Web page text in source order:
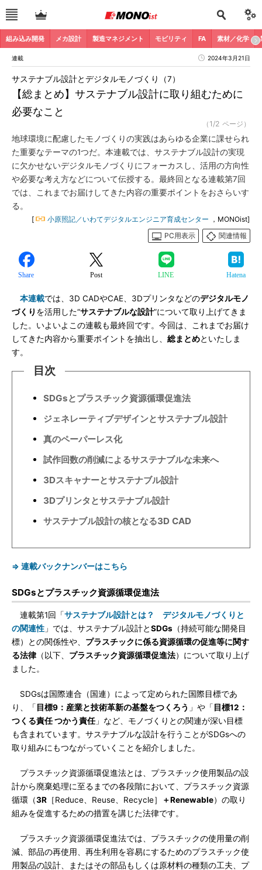
組み込み開発 メカ設計 製造マネジメント モビリティ FA 素材／化学
連載 2024年3月21日
【総まとめ】サステナブル設計に取り組むために
必要なこと
サステナブル設計とデジタルモノづくり（7）
（1/2 ページ）
地球環境に配慮したモノづくりの実践はあらゆる企業に課せられ
た重要なテーマの1つだ。本連載では、サステナブル設計の実現
に欠かせないデジタルモノづくりにフォーカスし、活用の方向性
や必要な考え方などについて伝授する。最終回となる連載第7回
では、これまでお届けしてきた内容の重要ポイントをおさらいす
る。
[ 小原照記／いわてデジタルエンジニア育成センター ，MONOist]
PC用表示
関連情報
Share Post LINE Hatena
本連載では、3D CADやCAE、3Dプリンタなどのデジタルモノ
づくり を活用した“サステナブルな設計”について取り上げてきま
した。いよいよこの連載も最終回です。今回は、これまでお届け
してきた内容から重要ポイントを抽出し、 総まとめといたしま
す。
目次
SDGsとプラスチック資源循環促進法
ジェネレーティブデザインとサステナブル設計
真のペーパーレス化
試作回数の削減によるサステナブルな未来へ
3Dスキャナーとサステナブル設計
3Dプリンタとサステナブル設計
サステナブル設計の核となる3D CAD
⇒ 連載バックナンバーはこちら
SDGsとプラスチック資源循環促進法
連載第1回「サステナブル設計とは？ デジタルモノづくりと
の関連性 」では、サステナブル設計とSDGs （持続可能な開発目
標）との関係性や、 プラスチックに係る資源循環の促進等に関す
る法律（以下、 プラスチック資源循環促進法）について取り上げ
ました。
SDGsは国際連合（国連）によって定められた国際目標であ
り、「 目標9：産業と技術革新の基盤をつくろう 」や「 目標12：
つくる責任 つかう責任」など、モノづくりとの関連が深い目標
も含まれています。サステナブルな設計を行うことがSDGsへの
取り組みにもつながっていくことを紹介しました。
プラスチック資源循環促進法とは、プラスチック使用製品の設
計から廃棄処理に至るまでの各段階において、プラスチック資源
循環（3R ［Reduce、Reuse、Recycle］ ＋Renewable）の取り
組みを促進するための措置を講じた法律です。
プラスチック資源循環促進法では、プラスチックの使用量の削
減、部品の再使用、再生利用を容易にするためのプラスチック使
用製品の設計、またはその部品もしくは原材料の種類の工夫、プ